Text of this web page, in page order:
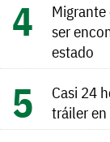
ser
estado
Casi 24
tráiler